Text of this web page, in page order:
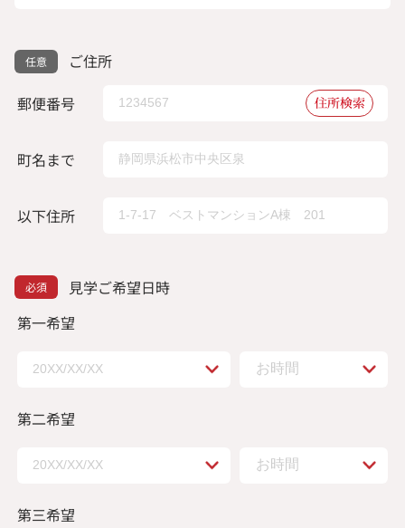
ご住所
郵便番号
住所検索
町名まで
以下住所
見学ご希望日時
第一希望
第二希望
第三希望